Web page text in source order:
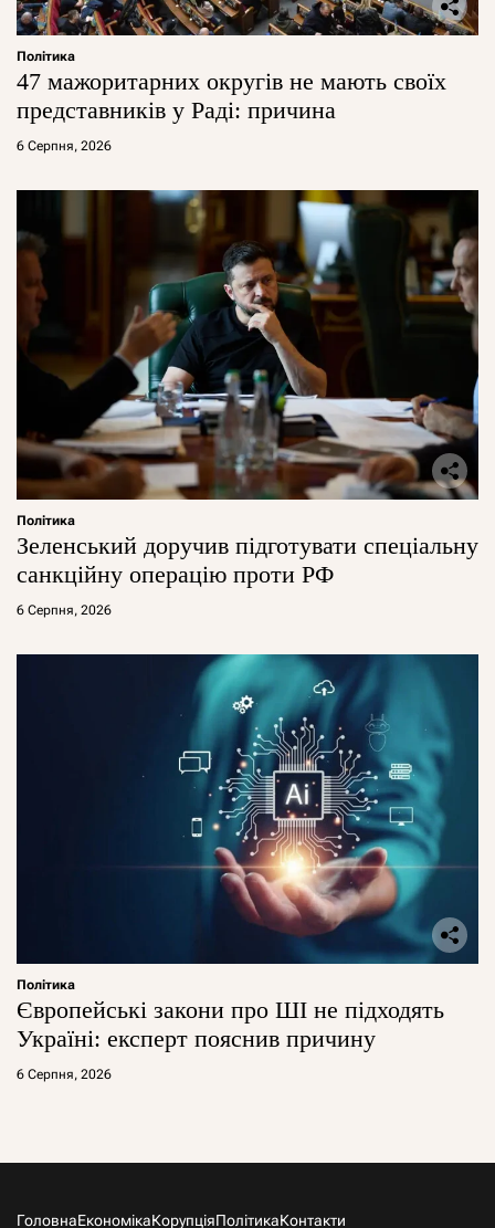
Політика
47 мажоритарних округів не мають своїх
представників у Раді: причина
6 Серпня, 2026
Політика
Зеленський доручив підготувати спеціальну
санкційну операцію проти РФ
6 Серпня, 2026
Політика
Європейські закони про ШІ не підходять
Україні: експерт пояснив причину
6 Серпня, 2026
ГоловнаЕкономікаКорупціяПолітикаКонтакти